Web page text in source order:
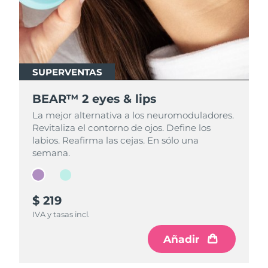
SUPERVENTAS
BEAR™ 2 eyes & lips
La mejor alternativa a los neuromoduladores.
Revitaliza el contorno de ojos. Define los
labios. Reafirma las cejas. En sólo una
semana.
$ 219
IVA y tasas incl.
Añadir
SUPERVENTAS
BEAR™ 2 eyes & lips
La mejor alternativa a los neuromoduladores.
Revitaliza el contorno de ojos. Define los
labios. Reafirma las cejas. En sólo una
semana.
$ 199
IVA y tasas incl.
Añadir